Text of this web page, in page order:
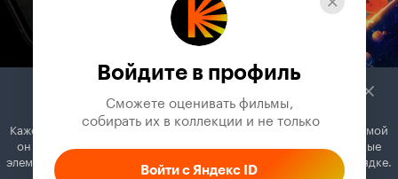
Войдите в профиль
Сможете оценивать фильмы,
собирать их в коллекции и не только
Войти с Яндекс ID
Кажется, вы используете блокировщик рекламы. Вместе с рекламой
он может отключать постеры, папки с фильмами и другие важные
элементы. Добавьте Кинопоиск в исключения, и всё будет в порядке.